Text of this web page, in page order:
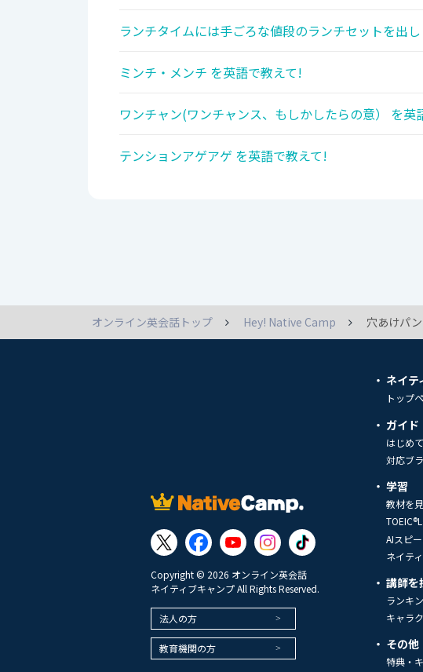
ランチタイムには手ごろな値段のランチセットを出
ミンチ・メンチ を英語で教えて!
ワンチャン(ワンチャンス、もしかしたらの意） を英
テンションアゲアゲ を英語で教えて!
オンライン英会話トップ Hey! Native Camp 穴あけパ
Copyright © 2026 オンライン英会話
ネイティブキャンプ All Rights Reserved.
法人の方
教育機関の方
ネイテ
トップ
ガイド
はじめ
対応ブ
学習
教材を
AIスピ
ネイテ
講師を
ランキ
キャラ
その他
特典・